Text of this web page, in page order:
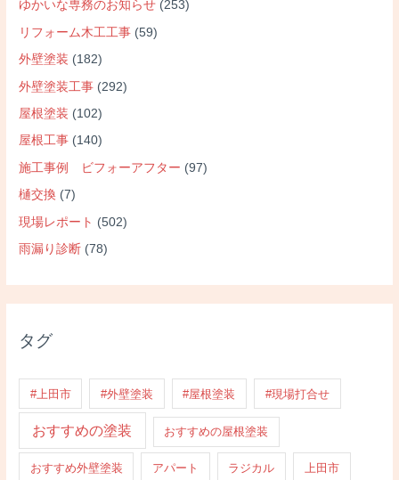
ゆかいな専務のお知らせ (253)
リフォーム木工工事 (59)
外壁塗装 (182)
外壁塗装工事 (292)
屋根塗装 (102)
屋根工事 (140)
施工事例 ビフォーアフター (97)
樋交換 (7)
現場レポート (502)
雨漏り診断 (78)
タグ
#上田市 #外壁塗装 #屋根塗装 #現場打合せ
おすすめの塗装 おすすめの屋根塗装
おすすめ外壁塗装 アパート ラジカル 上田市